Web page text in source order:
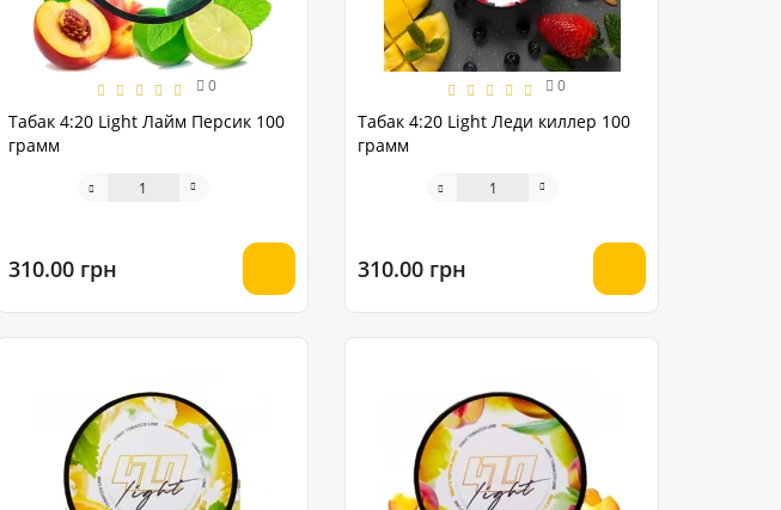
0
Табак 4:20 Light Лайм Персик 100
грамм
310.00 грн
0
Табак 4:20 Light Леди киллер 100
грамм
310.00 грн